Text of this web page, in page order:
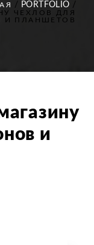
/ PORTFOLIO /
ЧЕХЛОВ ДЛЯ
И ПЛАНШЕТОВ
и